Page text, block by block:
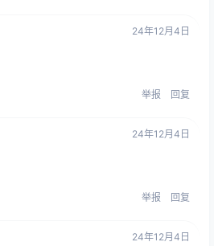
24年12月4日
举报 回复
24年12月4日
举报 回复
24年12月4日